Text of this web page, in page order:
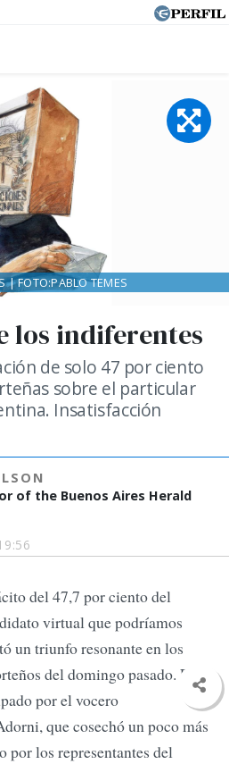
los indiferentes
de solo 47 por ciento
sobre el particular
Insatisfacción
of the Buenos Aires Herald
| FOTO:PABLO TEMES
del 47,7 por ciento del
virtual que podríamos
un triunfo resonante en los
del domingo pasado. El
por el vocero
que cosechó un poco más
por los representantes del